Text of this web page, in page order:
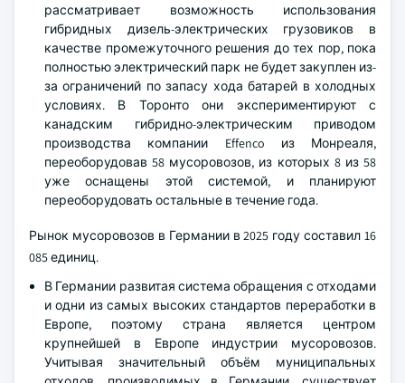
рассматривает возможность использования
гибридных дизель-электрических грузовиков в
качестве промежуточного решения до тех пор, пока
полностью электрический парк не будет закуплен из-
за ограничений по запасу хода батарей в холодных
условиях. В Торонто они экспериментируют с
канадским гибридно-электрическим приводом
производства компании Effenco из Монреаля,
переоборудовав 58 мусоровозов, из которых 8 из 58
уже оснащены этой системой, и планируют
переоборудовать остальные в течение года.
Рынок мусоровозов в Германии в 2025 году составил 16
085 единиц.
В Германии развитая система обращения с отходами
и одни из самых высоких стандартов переработки в
Европе, поэтому страна является центром
крупнейшей в Европе индустрии мусоровозов.
Учитывая значительный объём муниципальных